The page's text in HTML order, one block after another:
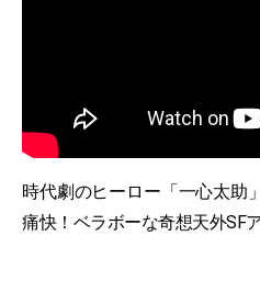
時代劇のヒーロー「一心太助
痛快！ベラボーな奇想天外SF